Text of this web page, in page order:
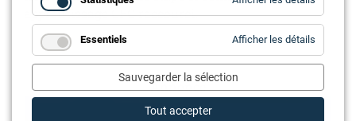
apprentissage CFC raccourci.
Annonce
Essentiels Afficher les détails
Sauvegarder la sélection
Tout accepter